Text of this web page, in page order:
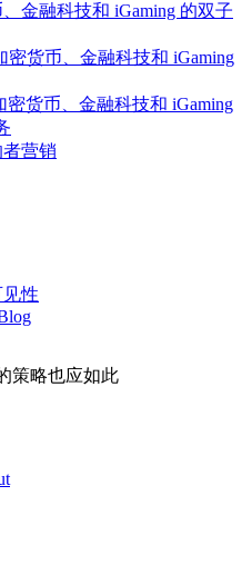
金融科技和 iGaming 的双子
密货币、金融科技和 iGaming
密货币、金融科技和 iGaming
营销
性
策略也应如此